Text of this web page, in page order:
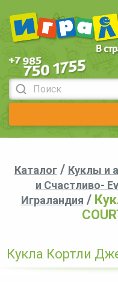
Каталог/ Куклы и
и Счастливо-
Играландия /
Кукла Кортли